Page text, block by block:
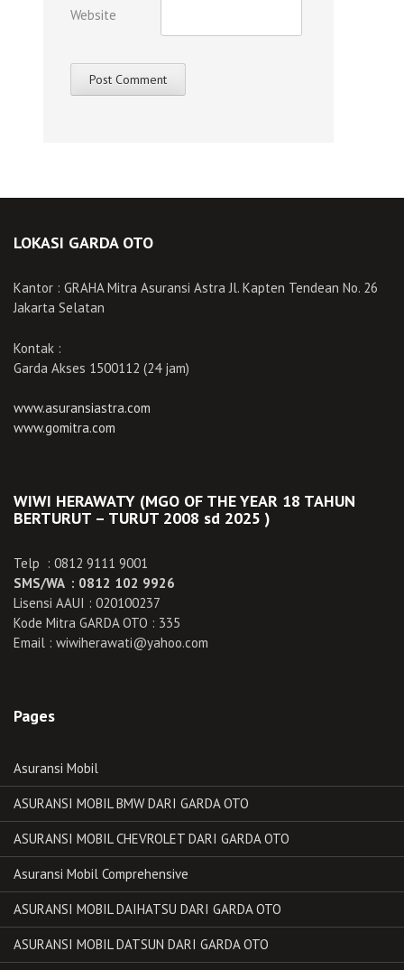
Website
LOKASI GARDA OTO
Kantor : GRAHA Mitra Asuransi Astra Jl. Kapten Tendean No. 26
Jakarta Selatan
Kontak :
Garda Akses 1500112 (24 jam)
www.asuransiastra.com
www.gomitra.com
WIWI HERAWATY (MGO OF THE YEAR 18 TAHUN
BERTURUT – TURUT 2008 sd 2025 )
Telp : 0812 9111 9001
SMS/WA : 0812 102 9926
Lisensi AAUI : 020100237
Kode Mitra GARDA OTO : 335
Email : wiwiherawati@yahoo.com
Pages
Asuransi Mobil
ASURANSI MOBIL BMW DARI GARDA OTO
ASURANSI MOBIL CHEVROLET DARI GARDA OTO
Asuransi Mobil Comprehensive
ASURANSI MOBIL DAIHATSU DARI GARDA OTO
ASURANSI MOBIL DATSUN DARI GARDA OTO